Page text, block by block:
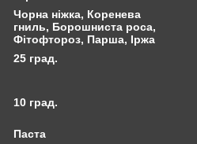
Чорна ніжка, Коренева
гниль, Борошниста роса,
Фітофтороз, Парша, Іржа
25 град.
10 град.
Паста